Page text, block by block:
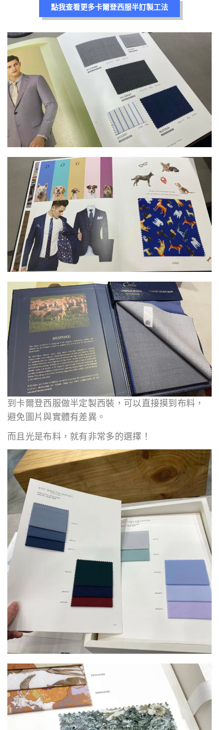
點我查看更多卡爾登西服半訂製工法
到卡爾登西服做半定製西裝，可以直接摸到布料，
避免圖片與實體有差異。
而且光是布料，就有非常多的選擇！